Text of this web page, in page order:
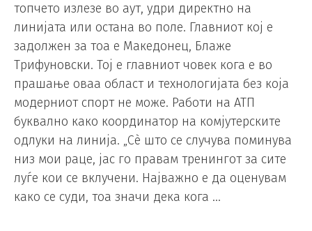
топчето излезе во аут, удри директно на
линијата или остана во поле. Главниот кој е
задолжен за тоа е Македонец, Блаже
Трифуновски. Тој е главниот човек кога е во
прашање оваа област и технологијата без која
модерниот спорт не може. Работи на АТП
буквално како координатор на комјутерските
одлуки на линија. „Сè што се случува поминува
низ мои раце, јас го правам тренингот за сите
луѓе кои се вклучени. Најважно е да оценувам
како се суди, тоа значи дека кога …